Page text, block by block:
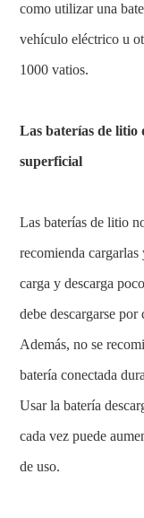
como utilizar una
vehículo eléctrico u
1000 vatios.
Las baterías de litio
superficial
Las baterías de litio
recomienda
carga y descarga
debe descargarse
Además, no se
batería conectada
Usar la batería
cada vez puede
de uso.